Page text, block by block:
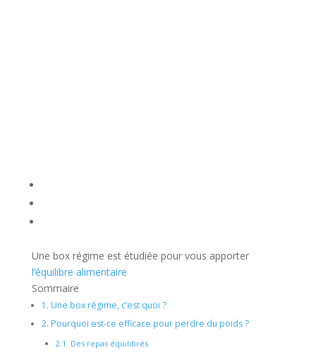
Une box régime est étudiée pour vous apporter
l’équilibre alimentaire
Sommaire
1. Une box régime, c’est quoi ?
2. Pourquoi est-ce efficace pour perdre du poids ?
2.1. Des repas équilibrés